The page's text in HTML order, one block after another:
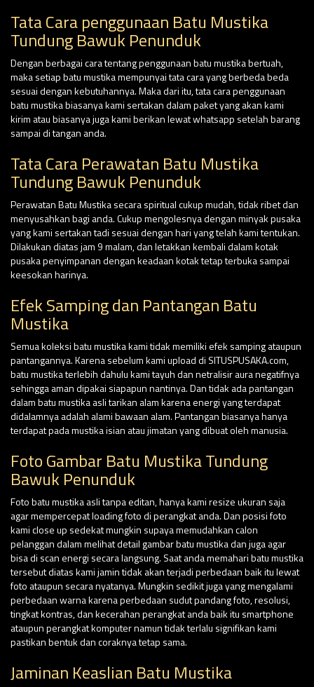
Tata Cara penggunaan Batu Mustika
Tundung Bawuk Penunduk
Dengan berbagai cara tentang penggunaan batu mustika bertuah,
maka setiap batu mustika mempunyai tata cara yang berbeda beda
sesuai dengan kebutuhannya. Maka dari itu, tata cara penggunaan
batu mustika biasanya kami sertakan dalam paket yang akan kami
kirim atau biasanya juga kami berikan lewat whatsapp setelah barang
sampai di tangan anda.
Tata Cara Perawatan Batu Mustika
Tundung Bawuk Penunduk
Perawatan Batu Mustika secara spiritual cukup mudah, tidak ribet dan
menyusahkan bagi anda. Cukup mengolesnya dengan minyak pusaka
yang kami sertakan tadi sesuai dengan hari yang telah kami tentukan.
Dilakukan diatas jam 9 malam, dan letakkan kembali dalam kotak
pusaka penyimpanan dengan keadaan kotak tetap terbuka sampai
keesokan harinya.
Efek Samping dan Pantangan Batu
Mustika
Semua koleksi batu mustika kami tidak memiliki efek samping ataupun
pantangannya. Karena sebelum kami upload di SITUSPUSAKA.com,
batu mustika terlebih dahulu kami tayuh dan netralisir aura negatifnya
sehingga aman dipakai siapapun nantinya. Dan tidak ada pantangan
dalam batu mustika asli tarikan alam karena energi yang terdapat
didalamnya adalah alami bawaan alam. Pantangan biasanya hanya
terdapat pada mustika isian atau jimatan yang dibuat oleh manusia.
Foto Gambar Batu Mustika Tundung
Bawuk Penunduk
Foto batu mustika asli tanpa editan, hanya kami resize ukuran saja
agar mempercepat loading foto di perangkat anda. Dan posisi foto
kami close up sedekat mungkin supaya memudahkan calon
pelanggan dalam melihat detail gambar batu mustika dan juga agar
bisa di scan energi secara langsung. Saat anda memahari batu mustika
tersebut diatas kami jamin tidak akan terjadi perbedaan baik itu lewat
foto ataupun secara nyatanya. Mungkin sedikit juga yang mengalami
perbedaan warna karena perbedaan sudut pandang foto, resolusi,
tingkat kontras, dan kecerahan perangkat anda baik itu smartphone
ataupun perangkat komputer namun tidak terlalu signifikan kami
pastikan bentuk dan coraknya tetap sama.
Jaminan Keaslian Batu Mustika